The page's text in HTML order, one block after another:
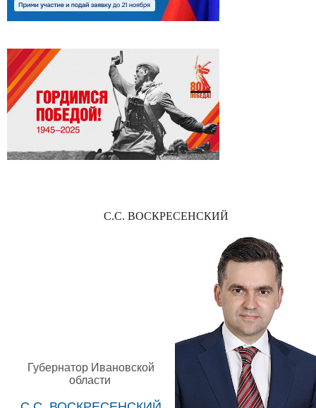
С.С. ВОСКРЕСЕНСКИЙ
Губернатор Ивановской
области